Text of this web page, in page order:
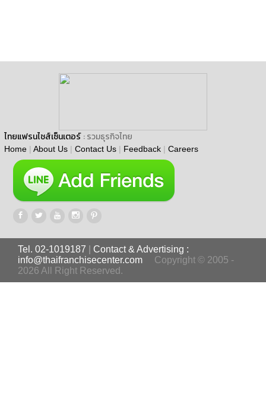
ไทยแฟรนไชส์เซ็นเตอร์ : รวมธุรกิจไทย
Home | About Us | Contact Us | Feedback | Careers
Tel. 02-1019187
Contact & Advertising :
info@thaifranchisecenter.com
Copyright © 2005 -
2026 All Right Reserved.